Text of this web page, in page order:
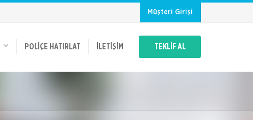
Müşteri Girişi
POLIÇE HATIRLAT İLETIŞIM TEKLİF AL